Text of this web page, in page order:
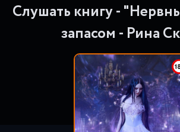
Слушать книгу -
запасом - Рина